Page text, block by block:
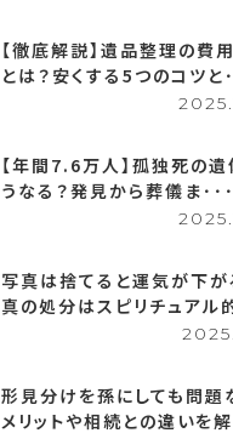
【徹底解説】遺品整理の費
とは？安くする5つのコツと
【年間7.6万人】孤独死の
うなる？発見から葬儀ま･･･
写真は捨てると運気が下が
真の処分はスピリチュアル
形見分けを孫にしても問題
メリットや相続との違いを